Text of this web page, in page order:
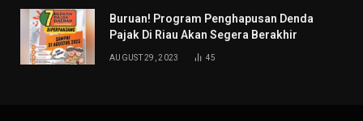
Buruan! Program Penghapusan Denda
Pajak Di Riau Akan Segera Berakhir
AUGUST 29, 2023 45